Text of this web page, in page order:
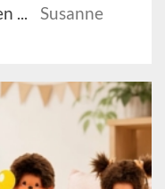
...
Susanne